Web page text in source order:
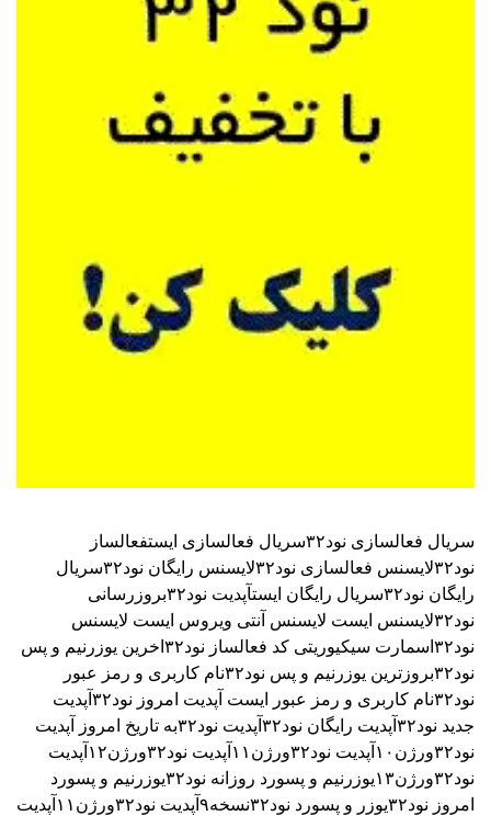
سریال فعالسازی نود۳۲ سریال فعالسازی ایستفعالساز
نود۳۲
لایسنس فعالسازی نود۳۲ لایسنس رایگان نود۳۲
سریال
رایگان نود۳۲
سریال رایگان ایستآپدیت نود۳۲
بروزرسانی
نود۳۲
لایسنس ایست لایسنس آنتی ویروس ایست لایسنس
نود۳۲اسمارت سیکیوریتی
کد فعالساز نود۳۲
اخرین یوزرنیم و پس
نود۳۲
بروزترین یوزرنیم و پس نود۳۲
نام کاربری و رمز عبور
نود۳۲
نام کاربری و رمز عبور ایست آپدیت امروز نود۳۲
آپدیت
جدید نود۳۲
آپدیت رایگان نود۳۲ آپدیت نود۳۲به تاریخ امروز
آپدیت
نود۳۲ورژن۱۰
آپدیت نود۳۲ورژن۱۱ آپدیت نود۳۲ورژن۱۲
آپدیت
نود۳۲ورژن۱۳
یوزرنیم و پسورد روزانه نود۳۲
یوزرنیم و پسورد
امروز نود۳۲
یوزر و پسورد نود۳۲نسخه۹ آپدیت نود۳۲ورژن۱۱
آپدیت